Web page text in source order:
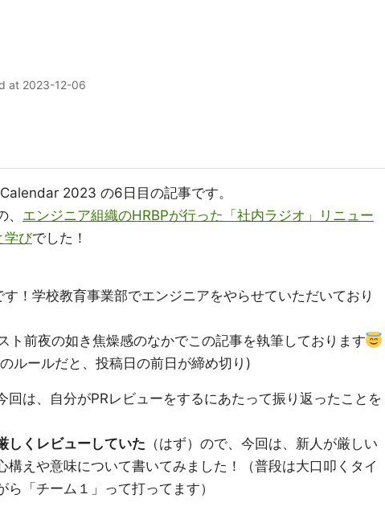
at 2023-12-06
2023 の6日目の記事です。
、 エンジニア組織のHRBPが行った「社内ラジオ」リニュー
学びでした！
！学校教育事業部でエンジニアをやらせていただいており
ト前夜の如き焦燥感のなかでこの記事を執筆しております
ルールだと、投稿日の前日が締め切り)
回は、自分がPRレビューをするにあたって振り返ったことを
しくレビューしていた （はず）ので、今回は、新人が厳しい
構えや意味について書いてみました！（普段は大口叩くタイ
「チーム１」って打ってます）